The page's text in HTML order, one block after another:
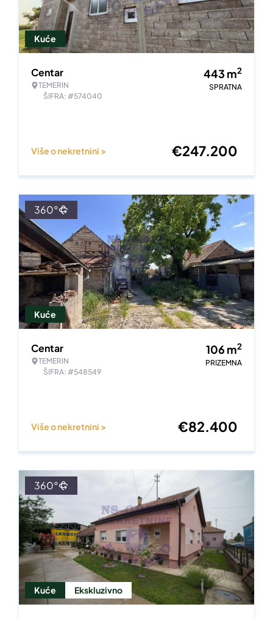
Kuće
Centar
TEMERIN
ŠIFRA: #574040
443 m2
SPRATNA
Više o nekretnini > €247.200
Kuće
360°
Centar
TEMERIN
ŠIFRA: #548549
106 m2
PRIZEMNA
Više o nekretnini > €82.400
Kuće Ekskluzivno
360°